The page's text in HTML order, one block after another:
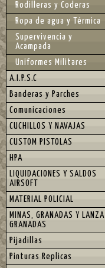
Rodilleras y Coderas
Ropa de agua y Térmica
Supervivencia y
Acampada
Uniformes Militares
A.I.P.S.C
Banderas y Parches
Comunicaciones
CUCHILLOS Y NAVAJAS
CUSTOM PISTOLAS
HPA
LIQUIDACIONES Y SALDOS
AIRSOFT
MATERIAL POLICIAL
MINAS, GRANADAS Y LANZA
GRANADAS
Pijadillas
Pinturas Replicas